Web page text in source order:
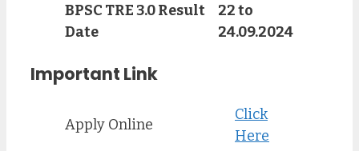
BPSC TRE 3.0 Result
Date
22 to
24.09.2024
Important Link
Apply Online
Click
Here